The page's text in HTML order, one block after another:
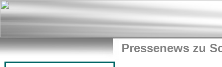
Pressenews zu